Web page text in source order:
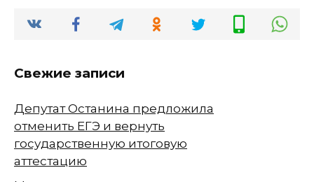
Свежие записи
Депутат Останина предложила
отменить ЕГЭ и вернуть
государственную итоговую
аттестацию